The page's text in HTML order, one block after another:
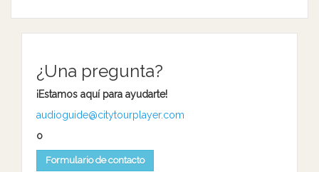
¿Una pregunta?
¡Estamos aquí para ayudarte!
audioguide@citytourplayer.com
o
Formulario de contacto